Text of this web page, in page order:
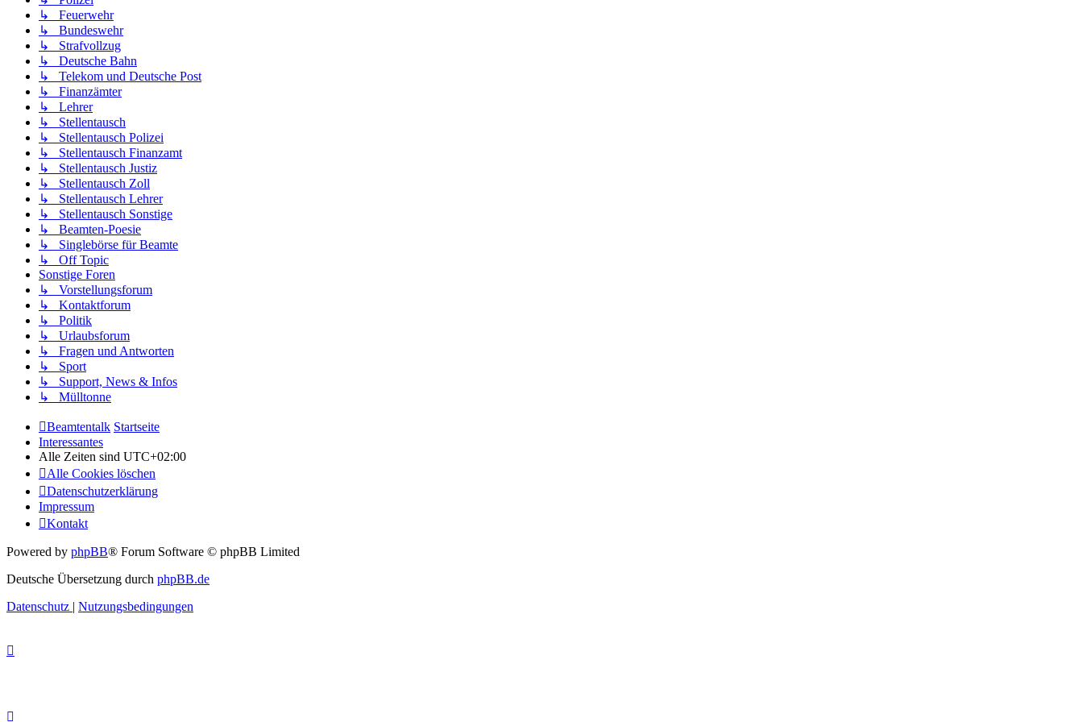
↳ Feuerwehr
↳ Bundeswehr
↳ Strafvollzug
↳ Deutsche Bahn
↳ Telekom und Deutsche Post
↳ Finanzämter
↳ Lehrer
↳ Stellentausch
↳ Stellentausch Polizei
↳ Stellentausch Finanzamt
↳ Stellentausch Justiz
↳ Stellentausch Zoll
↳ Stellentausch Lehrer
↳ Stellentausch Sonstige
↳ Beamten-Poesie
↳ Singlebörse für Beamte
↳ Off Topic
Sonstige Foren
↳ Vorstellungsforum
↳ Kontaktforum
↳ Politik
↳ Urlaubsforum
↳ Fragen und Antworten
↳ Sport
↳ Support, News & Infos
↳ Mülltonne
Beamtentalk Startseite
Interessantes
Alle Zeiten sind UTC+02:00
Alle Cookies löschen
Datenschutzerklärung
Impressum
Kontakt
Powered by phpBB® Forum Software © phpBB Limited
Deutsche Übersetzung durch phpBB.de
Datenschutz | Nutzungsbedingungen